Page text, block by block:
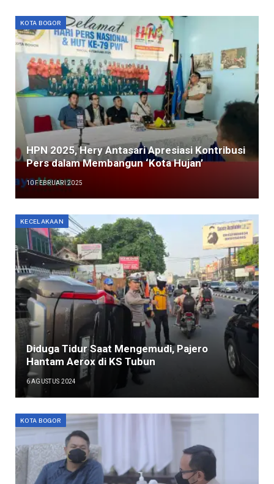
KOTA BOGOR
HPN 2025, Hery Antasari Apresiasi Kontribusi
Pers dalam Membangun ‘Kota Hujan’
10 FEBRUARI 2025
KECELAKAAN
Diduga Tidur Saat Mengemudi, Pajero
Hantam Aerox di KS Tubun
6 AGUSTUS 2024
KOTA BOGOR